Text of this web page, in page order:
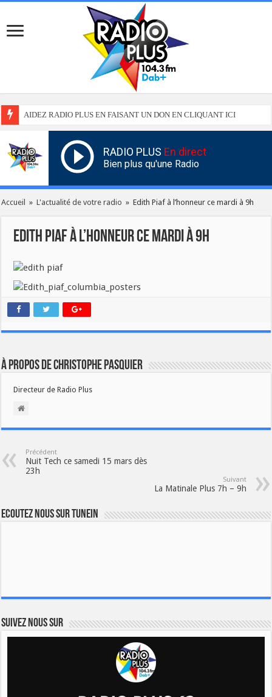
AIDEZ RADIO PLUS EN FAISANT UN DON EN CLIQUANT ICI
RADIO PLUS En direct
Bien plus qu'une Radio
Accueil » L'actualité de votre radio » Edith Piaf à l’honneur ce mardi à 9h
Edith Piaf à l’honneur ce mardi à 9h
À propos de Christophe PASQUIER
Directeur de Radio Plus
Précédent
Nuit Tech ce samedi 15 mars dès
23h
Suivant
La Matinale Plus 7h – 9h
Ecoutez nous sur TuneIn
Suivez nous sur